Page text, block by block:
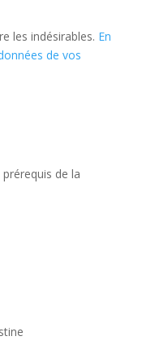
les indésirables. En
de vos
de la